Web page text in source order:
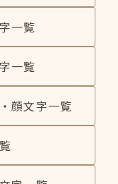
一覧
一覧
顔文字一覧